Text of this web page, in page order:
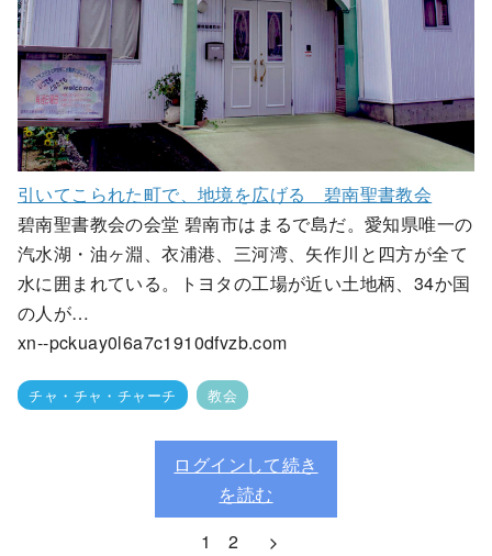
引いてこられた町で、地境を広げる 碧南聖書教会
碧南聖書教会の会堂 碧南市はまるで島だ。愛知県唯一の
汽水湖・油ヶ淵、衣浦港、三河湾、矢作川と四方が全て
水に囲まれている。トヨタの工場が近い土地柄、34か国
の人が…
xn--pckuay0l6a7c1910dfvzb.com
チャ・チャ・チャーチ 教会
ログインして続き
を読む
1
2